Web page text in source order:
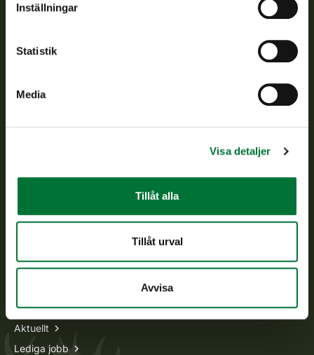
Inställningar
Statistik
Media
Visa detaljer
Tillåt alla
Tillåt urval
Avvisa
asiakaspalvelu@riista.fi
Ofta ställda frågor
Jaktkort
Information om oss
Aktuellt
Lediga jobb